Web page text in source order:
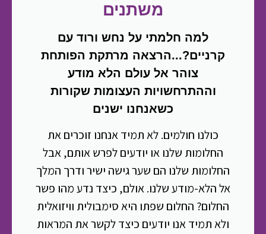
משתנים
למה חלמתי על נחש ורוד עם
קרניים?...הרצאה מרתקת הפותחת
צוהר אל עולם הלא מודע
וההתרחשויות העצומות שקורות
כשאנחנו ישנים
כולנו חולמים. לא תמיד אנחנו זוכרים את
החלומות שלנו או יודעים לפרש אותם, אבל
החלומות שלנו הם שער גישה ישיר ודרך המלך
אל הלא-מודע שלנו. אולם, כיצד נדע מהו פשר
החלום? החלום שפתו היא סימבולית וויזואלית
ולא תמיד אנו יודעים כיצד לקשר את המראות